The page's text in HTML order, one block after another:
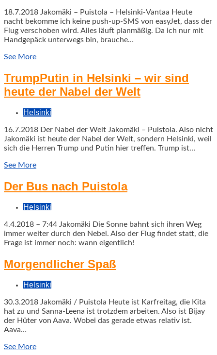
18.7.2018 Jakomäki – Puistola – Helsinki-Vantaa Heute
nacht bekomme ich keine push-up-SMS von easyJet, dass der
Flug verschoben wird. Alles läuft planmäßig. Da ich nur mit
Handgepäck unterwegs bin, brauche…
See More
TrumpPutin in Helsinki – wir sind
heute der Nabel der Welt
Helsinki
16.7.2018 Der Nabel der Welt Jakomäki – Puistola. Also nicht
Jakomäki ist heute der Nabel der Welt, sondern Helsinki, weil
sich die Herren Trump und Putin hier treffen. Trump ist…
See More
Der Bus nach Puistola
Helsinki
4.4.2018 – 7:44 Jakomäki Die Sonne bahnt sich ihren Weg
immer weiter durch den Nebel. Also der Flug findet statt, die
Frage ist immer noch: wann eigentlich!
Morgendlicher Spaß
Helsinki
30.3.2018 Jakomäki / Puistola Heute ist Karfreitag, die Kita
hat zu und Sanna-Leena ist trotzdem arbeiten. Also ist Bijay
der Hüter von Aava. Wobei das gerade etwas relativ ist.
Aava…
See More